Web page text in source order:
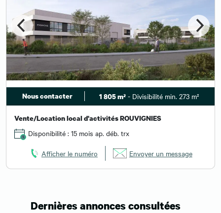
Nous contacter 1 805 m² - Divisibilité min. 273 m²
Vente/Location local d'activités ROUVIGNIES
Disponibilité : 15 mois ap. déb. trx
Afficher le numéro Envoyer un message
Dernières annonces consultées